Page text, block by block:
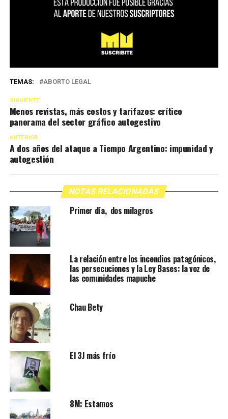
TEMAS: ABORTO LEGAL
SIGUIENTE
Menos revistas, más costos y tarifazos: crítico
panorama del sector gráfico autogestivo
ANTERIOR
A dos años del ataque a Tiempo Argentino: impunidad y
autogestión
NOTAS RELACIONADAS
Primer día, dos milagros
La relación entre los incendios patagónicos,
las persecuciones y la Ley Bases: la voz de
las comunidades mapuche
Chau Bety
El 3J más frío
8M: Estamos